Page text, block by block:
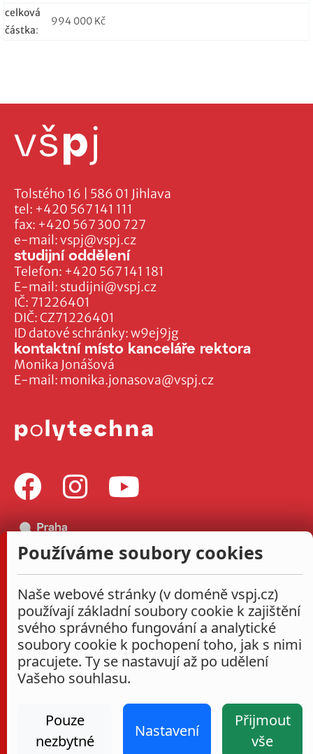
celková
částka:
994 000 Kč
Tolstého 16 | 586 01 Jihlava
tel: +420 567 141 111
fax: +420 567 300 727
e-mail:vspj@vspj.cz
IČ: 71226401
DIČ: CZ71226401
ID datové schránky: w9ej9jg
studijní oddělení
Telefon: +420 567 141 181
E-mail: studijni@vspj.cz
kontaktní místo kanceláře rektora
Monika Jonášová
E-mail: monika.jonasova@vspj.cz
Nastavení cookies Prohlášení o přístupnosti VŠPJ
Používáme soubory cookies
Naše webové stránky (v doméně vspj.cz)
používají základní soubory cookie k zajištění
svého správného fungování a analytické
soubory cookie k pochopení toho, jak s nimi
pracujete. Ty se nastavují až po udělení
Vašeho souhlasu.
Pouze
nezbytné
Nastavení
Přijmout
vše